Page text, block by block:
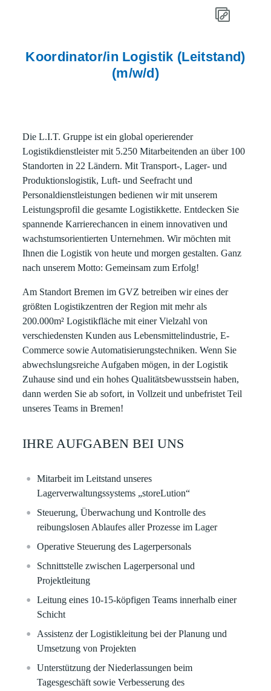
Koordinator/in Logistik (Leitstand)
(m/w/d)
Die L.I.T. Gruppe ist ein global operierender
Logistikdienstleister mit 5.250 Mitarbeitenden an über 100
Standorten in 22 Ländern. Mit Transport-, Lager- und
Produktionslogistik, Luft- und Seefracht und
Personaldienstleistungen bedienen wir mit unserem
Leistungsprofil die gesamte Logistikkette. Entdecken Sie
spannende Karrierechancen in einem innovativen und
wachstumsorientierten Unternehmen. Wir möchten mit
Ihnen die Logistik von heute und morgen gestalten. Ganz
nach unserem Motto: Gemeinsam zum Erfolg!
Am Standort Bremen imGVZ betreiben wir eines der
größten Logistikzentren der Region mit mehr als
200.000m² Logistikfläche mit einer Vielzahl von
verschiedensten Kunden aus Lebensmittelindustrie, E-
Commerce sowie Automatisierungstechniken. Wenn Sie
abwechslungsreiche Aufgaben mögen, in der Logistik
Zuhause sind und ein hohes Qualitätsbewusstsein haben,
dann werden Sieab sofort, in Vollzeitund unbefristet Teil
unseres Teams in Bremen!
IHRE AUFGABEN BEI UNS
Mitarbeit im Leitstand unseres
Lagerverwaltungssystems „storeLution“
Steuerung, Überwachung und Kontrolle des
reibungslosen Ablaufes aller Prozesse im Lager
Operative Steuerung des Lagerpersonals
Schnittstelle zwischen Lagerpersonal und
Projektleitung
Leitung eines 10-15-köpfigen Teams innerhalb einer
Schicht
Assistenz der Logistikleitung bei der Planung und
Umsetzung von Projekten
Unterstützung der Niederlassungen beim
Tagesgeschäft sowie Verbesserung des